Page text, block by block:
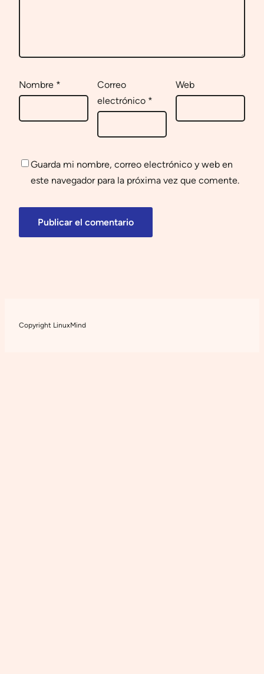
Nombre *
Correo
electrónico *
Web
Guarda mi nombre, correo electrónico y web en
este navegador para la próxima vez que comente.
Copyright LinuxMind